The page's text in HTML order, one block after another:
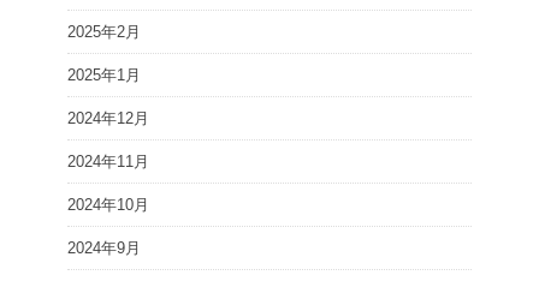
2025年2月
2025年1月
2024年12月
2024年11月
2024年10月
2024年9月